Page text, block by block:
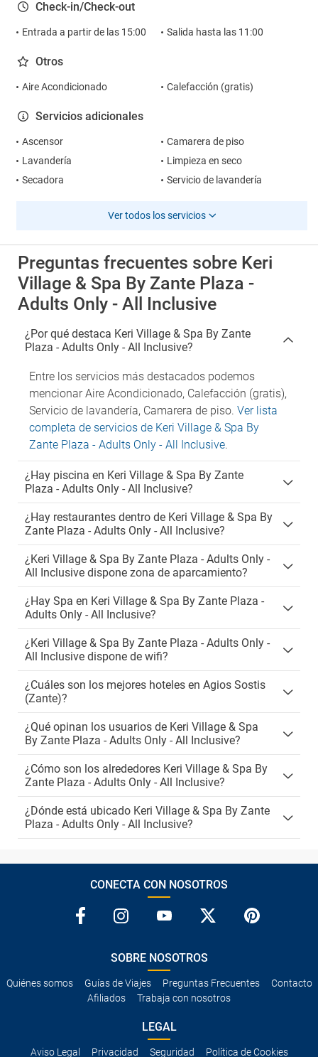
Check-in/Check-out
Entrada a partir de las 15:00 Salida hasta las 11:00
Otros
Aire Acondicionado Calefacción (gratis)
Servicios adicionales
Ascensor
Camarera de piso
Lavandería
Limpieza en seco
Secadora
Servicio de lavandería
Ver todos los servicios
Preguntas frecuentes sobre Keri
Village & Spa By Zante Plaza -
Adults Only - All Inclusive
¿Por qué destaca Keri Village & Spa By Zante
Plaza - Adults Only - All Inclusive?
Entre los servicios más destacados podemos
mencionar Aire Acondicionado, Calefacción (gratis),
Servicio de lavandería, Camarera de piso. Ver lista
completa de servicios de Keri Village & Spa By
Zante Plaza - Adults Only - All Inclusive.
¿Hay piscina en Keri Village & Spa By Zante
Plaza - Adults Only - All Inclusive?
¿Hay restaurantes dentro de Keri Village & Spa By
Zante Plaza - Adults Only - All Inclusive?
¿Keri Village & Spa By Zante Plaza - Adults Only -
All Inclusive dispone zona de aparcamiento?
¿Hay Spa en Keri Village & Spa By Zante Plaza -
Adults Only - All Inclusive?
¿Keri Village & Spa By Zante Plaza - Adults Only -
All Inclusive dispone de wifi?
¿Cuáles son los mejores hoteles en Agios Sostis
(Zante)?
¿Qué opinan los usuarios de Keri Village & Spa
By Zante Plaza - Adults Only - All Inclusive?
¿Cómo son los alrededores Keri Village & Spa By
Zante Plaza - Adults Only - All Inclusive?
¿Dónde está ubicado Keri Village & Spa By Zante
Plaza - Adults Only - All Inclusive?
CONECTA CON NOSOTROS
SOBRE NOSOTROS
Quiénes somos Guías de Viajes Preguntas Frecuentes
Contacto
Afiliados
Trabaja con nosotros
LEGAL
Aviso Legal Privacidad Seguridad Política de Cookies